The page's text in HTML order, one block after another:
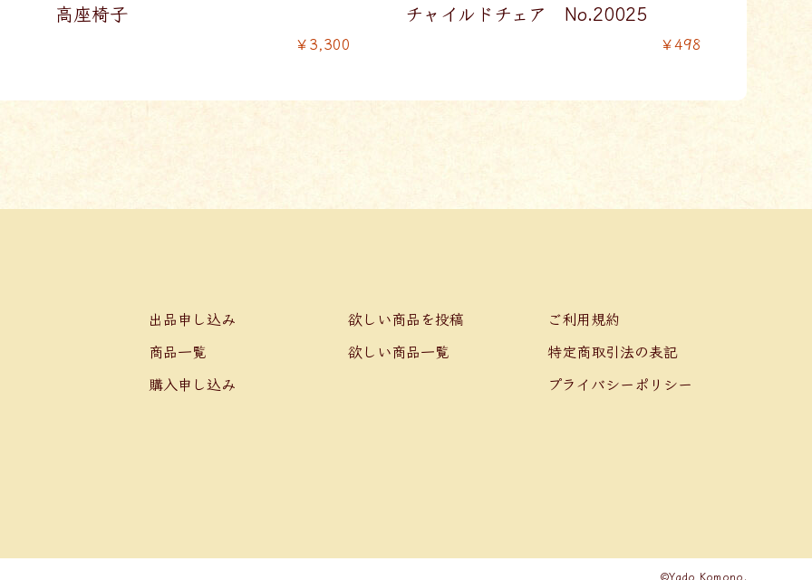
高座椅子
￥3,300
チャイルドチェア No.20025
￥498
出品申し込み
商品一覧
購入申し込み
欲しい商品を投稿
欲しい商品一覧
ご利用規約
特定商取引法の表記
プライバシーポリシー
©Yado Komono.